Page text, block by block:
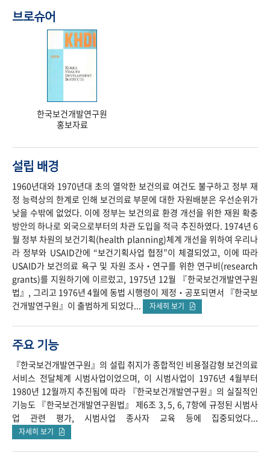
브로슈어
한국보건개발연구원
홍보자료
설립 배경
1960년대와 1970년대 초의 열악한 보건의료 여건도 불구하고 정부 재
정 능력상의 한계로 인해 보건의료 부문에 대한 자원배분은 우선순위가
낮을 수밖에 없었다. 이에 정부는 보건의료 환경 개선을 위한 재원 확충
방안의 하나로 외국으로부터의 차관 도입을 적극 추진하였다. 1974년 6
월 정부 차원의 보건기획(health planning)체계 개선을 위하여 우리나
라 정부와 USAID간에 “보건기획사업 협정”이 체결되었고, 이에 따라
USAID가 보건의료 욕구 및 자원 조사‧연구를 위한 연구비(research
grants)를 지원하기에 이르렀고, 1975년 12월 『한국보건개발연구원
법』, 그리고 1976년 4월에 동법 시행령이 제정‧공포되면서 『한국보
건개발연구원』이 출범하게 되었다...
자세히 보기
주요 기능
『한국보건개발연구원』의 설립 취지가 종합적인 비용절감형 보건의료
서비스 전달체계 시범사업이었으며, 이 시범사업이 1976년 4월부터
1980년 12월까지 추진됨에 따라 『한국보건개발연구원』의 실질적인
기능도 『한국보건개발연구원법』 제6조 3, 5, 6, 7항에 규정된 시범사
업 관련 평가, 시범사업 종사자 교육 등에 집중되었다...
자세히 보기